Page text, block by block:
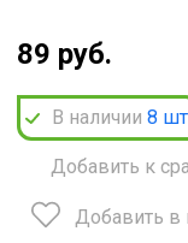
89 руб.
В наличии 8
Добавить к
Добавить в